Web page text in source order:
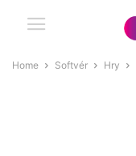
Home Softvér Hry